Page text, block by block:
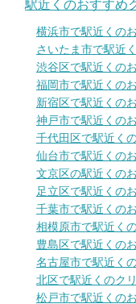
駅近くのおすすめ
横浜市で駅近くの
さいたま市で駅近
渋谷区で駅近くの
福岡市で駅近くの
新宿区で駅近くの
神戸市で駅近くの
千代田区で駅近く
仙台市で駅近くの
文京区の駅近くの
足立区で駅近くの
千葉市で駅近くの
相模原市で駅近く
豊島区で駅近くの
名古屋市で駅近く
北区で駅近くのク
松戸市で駅近くの